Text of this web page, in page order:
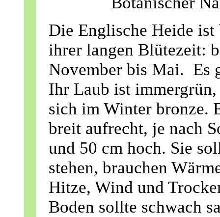
Die Englische Heide
ihrer langen Blütezeit:
November bis Mai. Es
Ihr Laub ist
sich im Winter bronze.
breit aufrecht, je nach
und 50 cm hoch. Sie
stehen, brauchen
Hitze, Wind und
Boden sollte schwach